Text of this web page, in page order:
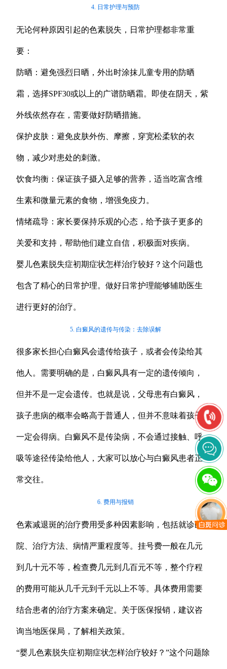
4. 日常护理与预防
无论何种原因引起的色素脱失，日常护理都非常重
要：
防晒：避免强烈日晒，外出时涂抹儿童专用的防晒
霜，选择SPF30或以上的广谱防晒霜。即使在阴天，紫
外线依然存在，需要做好防晒措施。
保护皮肤：避免皮肤外伤、摩擦，穿宽松柔软的衣
物，减少对患处的刺激。
饮食均衡：保证孩子摄入足够的营养，适当吃富含维
生素和微量元素的食物，增强免疫力。
情绪疏导：家长要保持乐观的心态，给予孩子更多的
关爱和支持，帮助他们建立自信，积极面对疾病。
婴儿色素脱失症初期症状怎样治疗较好？这个问题也
包含了精心的日常护理。做好日常护理能够辅助医生
进行更好的治疗。
5. 白癜风的遗传与传染：去除误解
很多家长担心白癜风会遗传给孩子，或者会传染给其
他人。需要明确的是，白癜风具有一定的遗传倾向，
但并不是一定会遗传。也就是说，父母患有白癜风，
孩子患病的概率会略高于普通人，但并不意味着孩子
一定会得病。白癜风不是传染病，不会通过接触、呼
吸等途径传染给他人，大家可以放心与白癜风患者正
常交往。
6. 费用与报销
色素减退斑的治疗费用受多种因素影响，包括就诊医
院、治疗方法、病情严重程度等。挂号费一般在几元
到几十元不等，检查费几元到几百元不等，整个疗程
的费用可能从几千元到千元以上不等。具体费用需要
结合患者的治疗方案来确定。关于医保报销，建议咨
询当地医保局，了解相关政策。
“婴儿色素脱失症初期症状怎样治疗较好？”这个问题除